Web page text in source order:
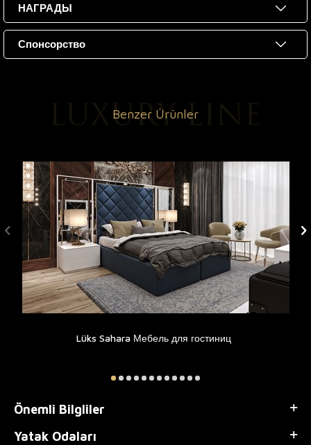
НАГРАДЫ
Спонсорство
Benzer Ürünler
Lüks Sahara Мебель для гостиниц
Önemli Bilgliler
Yatak Odaları